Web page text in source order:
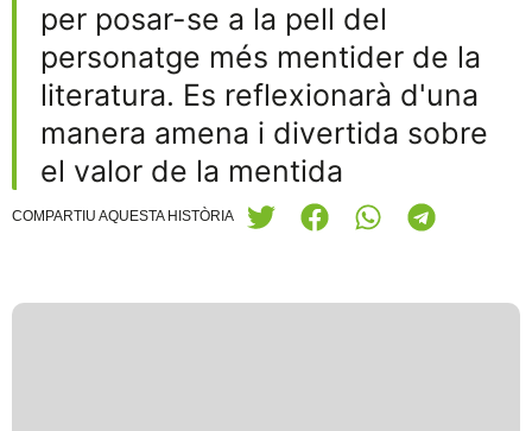
per posar-se a la pell del
personatge més mentider de la
literatura. Es reflexionarà d'una
manera amena i divertida sobre
el valor de la mentida
COMPARTIU AQUESTA HISTÒRIA